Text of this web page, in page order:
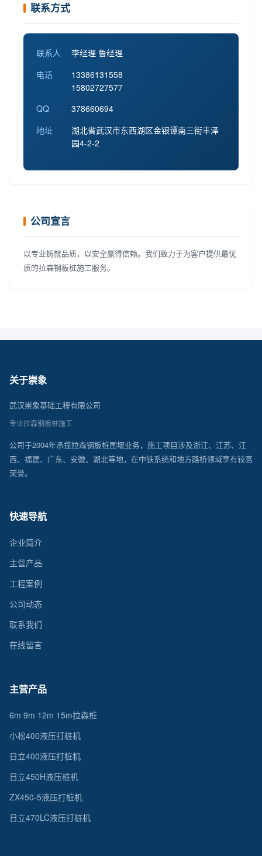
联系方式
联系人
李经理 鲁经理
电话
13386131558
15802727577
QQ
378660694
地址
湖北省武汉市东西湖区金银谭南三街丰泽
园4-2-2
公司宣言
以专业铸就品质，以安全赢得信赖。我们致力于为客户提供最优
质的拉森钢板桩施工服务。
关于崇象
武汉崇象基础工程有限公司
专业拉森钢板桩施工
公司于2004年承揽拉森钢板桩围堰业务，施工项目涉及浙江、江苏、江
西、福建、广东、安徽、湖北等地，在中铁系统和地方路桥领域享有较高
荣誉。
快速导航
企业简介
主营产品
工程案例
公司动态
联系我们
在线留言
主营产品
6m 9m 12m 15m拉森桩
小松400液压打桩机
日立400液压打桩机
日立450H液压桩机
ZX450-5液压打桩机
日立470LC液压打桩机